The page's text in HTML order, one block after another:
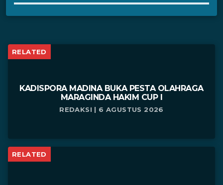
RELATED
KADISPORA MADINA BUKA PESTA OLAHRAGA
MARAGINDA HAKIM CUP I
REDAKSI | 6 AGUSTUS 2026
RELATED